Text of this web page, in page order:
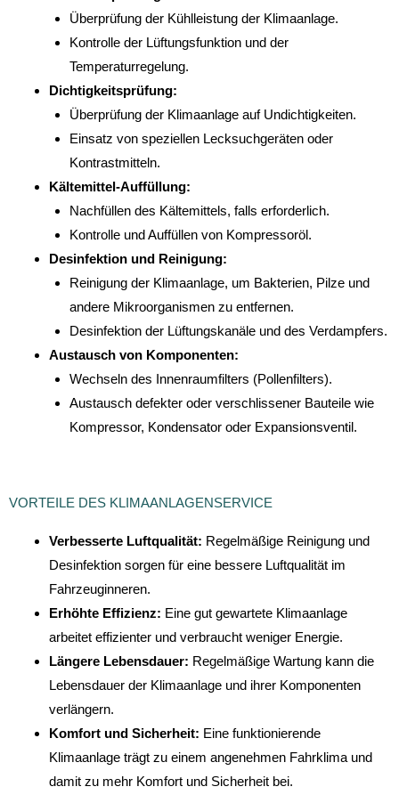
Überprüfung der Kühlleistung der Klimaanlage.
Kontrolle der Lüftungsfunktion und der
Temperaturregelung.
Dichtigkeitsprüfung:
Überprüfung der Klimaanlage auf Undichtigkeiten.
Einsatz von speziellen Lecksuchgeräten oder
Kontrastmitteln.
Kältemittel-Auffüllung:
Nachfüllen des Kältemittels, falls erforderlich.
Kontrolle und Auffüllen von Kompressoröl.
Desinfektion und Reinigung:
Reinigung der Klimaanlage, um Bakterien, Pilze und
andere Mikroorganismen zu entfernen.
Desinfektion der Lüftungskanäle und des Verdampfers.
Austausch von Komponenten:
Wechseln des Innenraumfilters (Pollenfilters).
Austausch defekter oder verschlissener Bauteile wie
Kompressor, Kondensator oder Expansionsventil.
VORTEILE DES KLIMAANLAGENSERVICE
Verbesserte Luftqualität: Regelmäßige Reinigung und
Desinfektion sorgen für eine bessere Luftqualität im
Fahrzeuginneren.
Erhöhte Effizienz: Eine gut gewartete Klimaanlage
arbeitet effizienter und verbraucht weniger Energie.
Längere Lebensdauer: Regelmäßige Wartung kann die
Lebensdauer der Klimaanlage und ihrer Komponenten
verlängern.
Komfort und Sicherheit: Eine funktionierende
Klimaanlage trägt zu einem angenehmen Fahrklima und
damit zu mehr Komfort und Sicherheit bei.